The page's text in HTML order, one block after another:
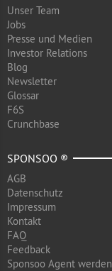
Unser Team
Jobs
Presse und Medien
Investor Relations
Blog
Newsletter
Glossar
F6S
Crunchbase
SPONSOO ®
AGB
Datenschutz
Impressum
Kontakt
FAQ
Feedback
Sponsoo Agent werden